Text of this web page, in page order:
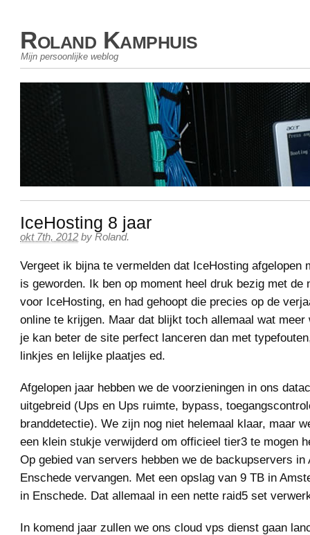
Roland Kamphuis
Mijn persoonlijke weblog
IceHosting 8 jaar
okt 7th, 2012 by Roland.
Vergeet ik bijna te vermelden dat IceHosting afgelopen
is geworden. Ik ben op moment heel druk bezig met de
voor IceHosting, en had gehoopt die precies op de
online te krijgen. Maar dat blijkt toch allemaal wat
je kan beter de site perfect lanceren dan met
linkjes en lelijke plaatjes ed.
Afgelopen jaar hebben we de voorzieningen in ons
uitgebreid (Ups en Ups ruimte, bypass,
branddetectie). We zijn nog niet helemaal klaar, maar
een klein stukje verwijderd om officieel tier3 te mogen
Op gebied van servers hebben we de backupservers in
Enschede vervangen. Met een opslag van 9 TB in
in Enschede. Dat allemaal in een nette raid5 set
In komend jaar zullen we ons cloud vps dienst gaan